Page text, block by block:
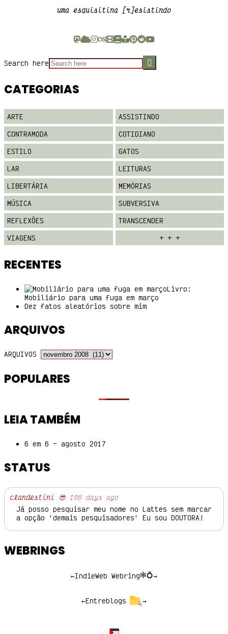
uma esquisitina [r]esistindo
Search here
CATEGORIAS
ARTE
ASSISTINDO
CONTRAMODA
COTIDIANO
ESTILO
GATOS
LAR
LEITURAS
LIBERTÁRIA
MEMÓRIAS
MÚSICA
SUBVERSIVA
REFLEXÕES
TRANSCENDER
VIAGENS
+ + +
RECENTES
Livro:
Mobiliário para uma fuga em março
Dez fatos aleatórios sobre mim
ARQUIVOS
ARQUIVOS
POPULARES
LEIA TAMBÉM
6 em 6 – agosto 2017
STATUS
clandestini 😎 106 days ago
Já posso pesquisar meu nome no Lattes sem marcar
a opção 'demais pesquisadores' Eu sou DOUTORA!
WEBRINGS
←IndieWeb Webring🕸💍→
←Entreblogs →